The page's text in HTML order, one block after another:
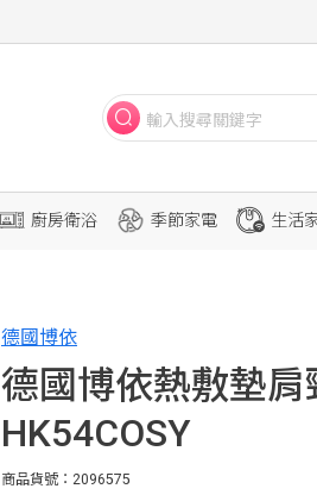
廚房衛浴 季節家電 生活
德國博依
德國博依熱敷墊肩
HK54COSY
商品貨號：2096575